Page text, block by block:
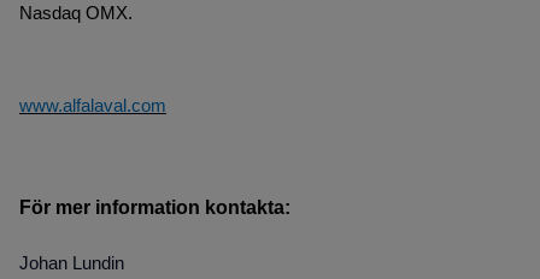
Nasdaq OMX.
www.alfalaval.com
För mer information kontakta:
Johan Lundin